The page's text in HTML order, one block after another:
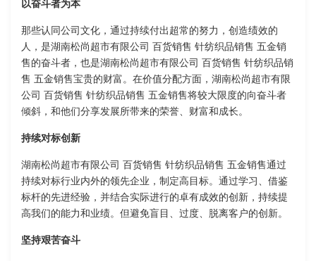
以奋斗者为本
那些认同公司文化，通过持续付出超常的努力，创造绩效的
人，是湖南松尚超市有限公司 百货销售 针纺织品销售 五金销
售的奋斗者，也是湖南松尚超市有限公司 百货销售 针纺织品销
售 五金销售宝贵的财富。在价值分配方面，湖南松尚超市有限
公司 百货销售 针纺织品销售 五金销售将较大限度的向奋斗者
倾斜，和他们分享发展所带来的荣誉、财富和成长。
持续对标创新
湖南松尚超市有限公司 百货销售 针纺织品销售 五金销售通过
持续对标行业内外的领先企业，制定高目标。通过学习、借鉴
标杆的先进经验，并结合实际进行的卓有成效的创新，持续提
高我们的能力和业绩。但避免盲目、过度、脱离客户的创新。
坚持艰苦奋斗